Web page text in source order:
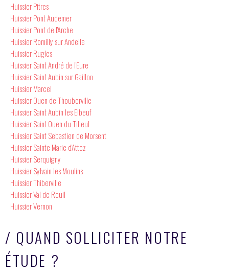
Huissier Pitres
Huissier Pont Audemer
Huissier Pont de l’Arche
Huissier Romilly sur Andelle
Huissier Rugles
Huissier Saint André de l’Eure
Huissier Saint Aubin sur Gaillon
Huissier Marcel
Huissier Ouen de Thouberville
Huissier Saint Aubin les Elbeuf
Huissier Saint Ouen du Tilleul
Huissier Saint Sebastien de Morsent
Huissier Sainte Marie d’Attez
Huissier Serquigny
Huissier Sylvain les Moulins
Huissier Thiberville
Huissier Val de Reuil
Huissier Vernon
/ QUAND SOLLICITER NOTRE
ÉTUDE ?